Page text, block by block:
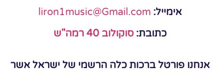
אימייל: liron1music@Gmail.com
כתובת: סוקולוב 40 רמה"ש
אנחנו פורטל ברכות כלה הרשמי של ישראל אשר